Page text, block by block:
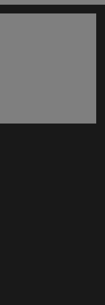
nueva ventana)
ventana)